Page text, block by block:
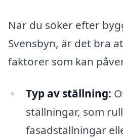
När du söker efter
Svensbyn, är det bra
faktorer som kan
Typ av ställning:
ställningar, som
fasadställningar